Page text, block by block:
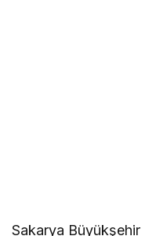
Sakarya Büyükşehir